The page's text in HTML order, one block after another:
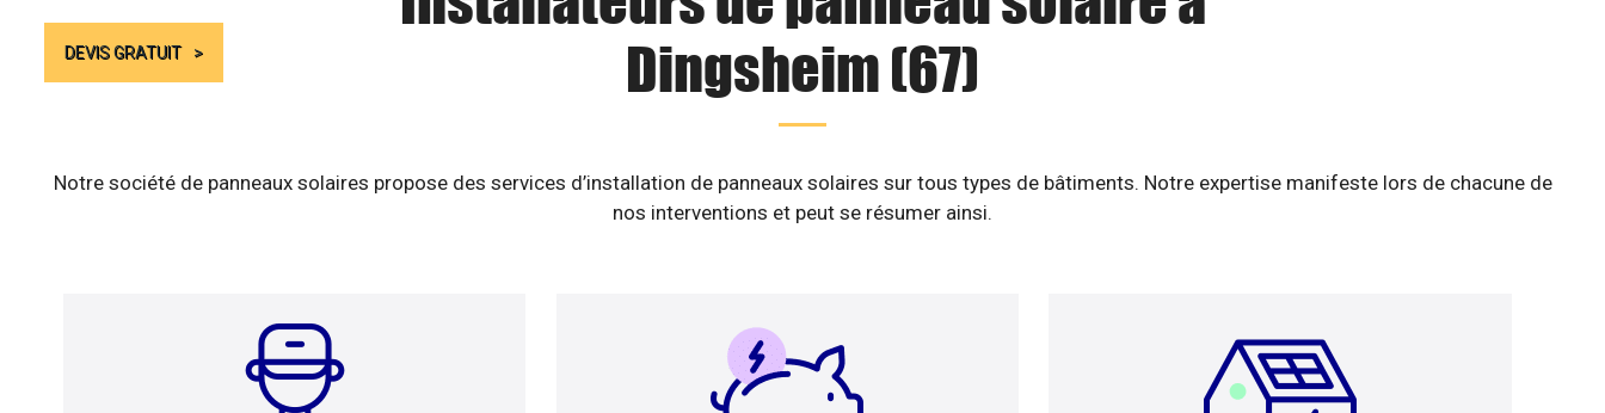
DEVIS GRATUIT
Dingsheim (67)
Notre société de panneaux solaires propose des services d’installation de panneaux solaires sur tous types de bâtiments. Notre expertise manifeste lors de chacune de
nos interventions et peut se résumer ainsi.